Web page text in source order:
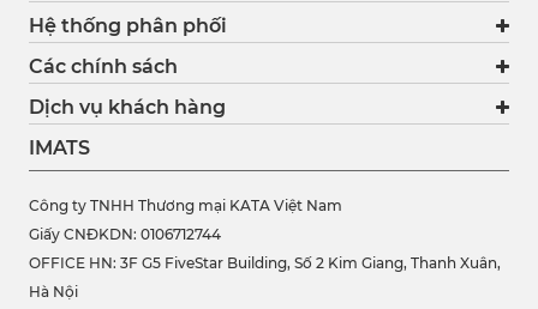
Hệ thống phân phối
Các chính sách
Dịch vụ khách hàng
IMATS
Công ty TNHH Thương mại KATA Việt Nam
Giấy CNĐKDN: 0106712744
OFFICE HN: 3F G5 FiveStar Building, Số 2 Kim Giang, Thanh Xuân,
Hà Nội